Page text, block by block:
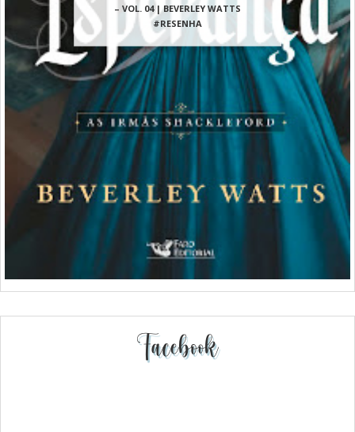
– VOL. 04 | BEVERLEY WATTS
#RESENHA
Facebook